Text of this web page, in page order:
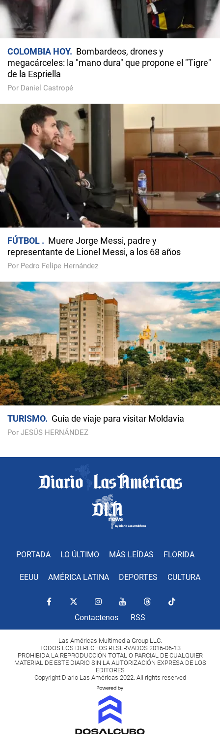
COLOMBIA HOY
Bombardeos, drones y
megacárceles: la "mano dura" que propone el "Tigre"
de la Espriella
Por Daniel Castropé
FÚTBOL
Muere Jorge Messi, padre y
representante de Lionel Messi, a los 68 años
Por Pedro Felipe Hernández
TURISMO Guía de viaje para visitar Moldavia
Por JESÚS HERNÁNDEZ
PORTADA LO ÚLTIMO MÁS LEÍDAS FLORIDA
EEUU AMÉRICA LATINA DEPORTES CULTURA
Contactenos RSS
Las Américas Multimedia Group LLC.
TODOS LOS DERECHOS RESERVADOS 2016-06-13
PROHIBIDA LA REPRODUCCIÓN TOTAL O PARCIAL DE CUALQUIER
MATERIAL DE ESTE DIARIO SIN LA AUTORIZACIÓN EXPRESA DE LOS
EDITORES
Copyright Diario Las Américas 2022. All rights reserved